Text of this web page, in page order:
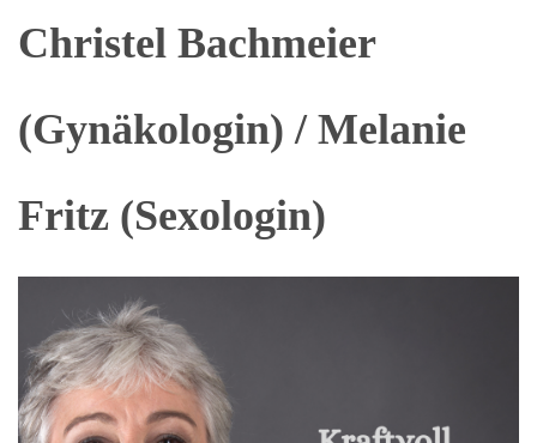
Christel Bachmeier
(Gynäkologin) / Melanie
Fritz (Sexologin)